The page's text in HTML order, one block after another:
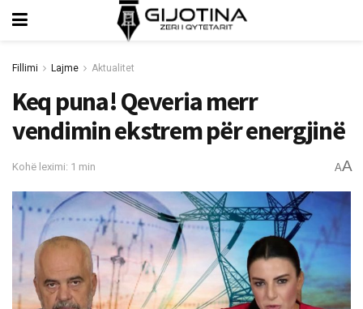
Fillimi Lajme Aktualitet
Keq puna! Qeveria merr
vendimin ekstrem për energjinë
Kohë leximi: 1 min AA